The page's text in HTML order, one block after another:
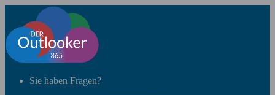
Sie haben Fragen?